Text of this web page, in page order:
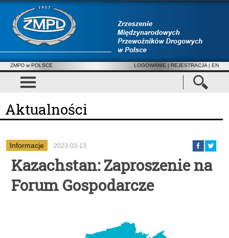
ZMPD w POLSCE LOGOWANIE | REJESTRACJA | EN
Aktualności
Informacje 2023-03-13
Kazachstan: Zaproszenie na
Forum Gospodarcze